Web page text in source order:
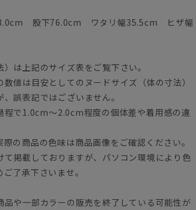
股下76.0cm ワタリ幅35.5cm ヒザ幅
は上記のサイズ表をご覧下さい。
値は目安としてのヌードサイズ（体の寸法）
誤表記ではございません。
で1.0cm～2.0cm程度の個体差や着用感の違
の商品の色味は商品画像をご確認ください。
掲載しておりますが、パソコン環境により色
了承下さいませ。
や一部カラーの販売を終了している可能性が